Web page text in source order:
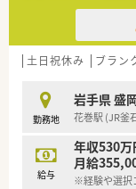
土日祝休み ブラン
勤務地
岩手県 盛
花巻駅 (JR釜
給与
年収530
月給
※経験や選択